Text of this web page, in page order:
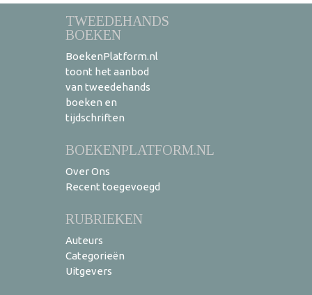
TWEEDEHANDS
BOEKEN
BoekenPlatform.nl
toont het aanbod
van tweedehands
boeken en
tijdschriften
BOEKENPLATFORM.NL
Over Ons
Recent toegevoegd
RUBRIEKEN
Auteurs
Categorieën
Uitgevers